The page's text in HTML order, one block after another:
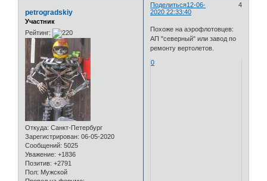
Поделиться 4
12-06-
2020 22:33:40
petrogradskiy
Участник
Рейтинг:
Откуда: Санкт-Петербург
Зарегистрирован: 06-05-2020
Сообщений: 5025
Уважение: +1836
Позитив: +2791
Пол: Мужской
Похоже на аэрофлотовцев:
АП "северный" или завод по
ремонту вертолетов.
0